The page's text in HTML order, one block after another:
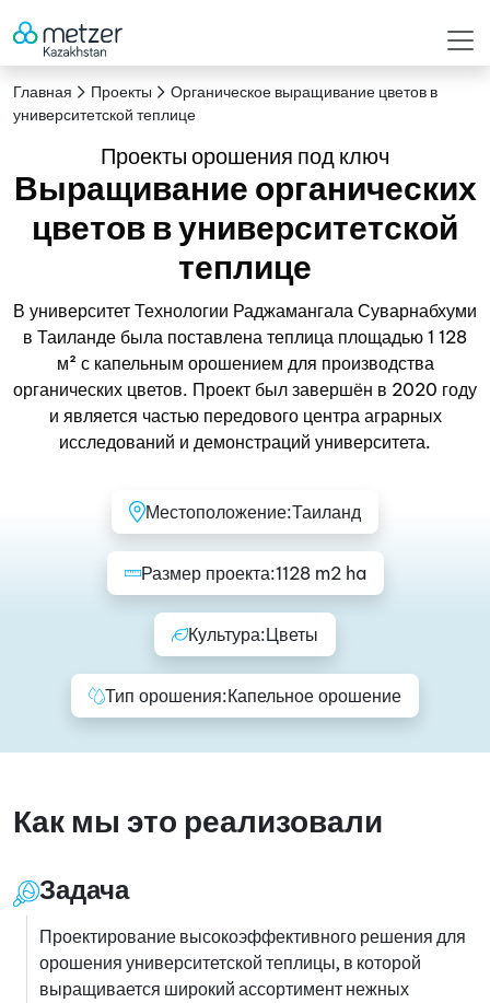
Главная Проекты
Органическое выращивание цветов в
университетской теплице
Проекты орошения под ключ
Выращивание органических
цветов в университетской
теплице
В университет Технологии Раджамангала Суварнабхуми
в Таиланде была поставлена теплица площадью 1 128
м² с капельным орошением для производства
органических цветов. Проект был завершён в 2020 году
и является частью передового центра аграрных
исследований и демонстраций университета.
Местоположение:Таиланд
Размер проекта:1128 m2 ha
Культура:Цветы
Тип орошения:Капельное орошение
Как мы это реализовали
Задача
Проектирование высокоэффективного решения для
орошения университетской теплицы, в которой
выращивается широкий ассортимент нежных